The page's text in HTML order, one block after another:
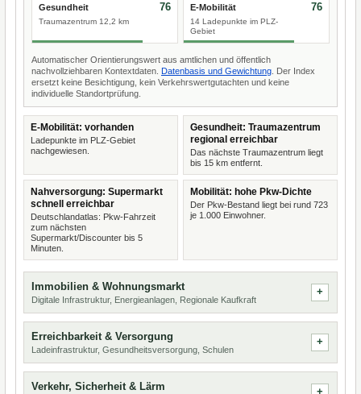
Gesundheit
Traumazentrum 12,2 km
76 E-Mobilität
14 Ladepunkte im PLZ-
Gebiet
76
Automatischer Orientierungswert aus amtlichen und öffentlich
nachvollziehbaren Kontextdaten. Datenbasis und Gewichtung . Der Index
ersetzt keine Besichtigung, kein Verkehrswertgutachten und keine
individuelle Standortprüfung.
E-Mobilität: vorhanden
Ladepunkte im PLZ-Gebiet
nachgewiesen.
Gesundheit: Traumazentrum
regional erreichbar
Das nächste Traumazentrum liegt
bis 15 km entfernt.
Nahversorgung: Supermarkt
schnell erreichbar
Deutschlandatlas: Pkw-Fahrzeit
zum nächsten
Supermarkt/Discounter bis 5
Minuten.
Mobilität: hohe Pkw-Dichte
Der Pkw-Bestand liegt bei rund 723
je 1.000 Einwohner.
Immobilien & Wohnungsmarkt
Digitale Infrastruktur, Energieanlagen, Regionale Kaufkraft
Erreichbarkeit & Versorgung
Ladeinfrastruktur, Gesundheitsversorgung, Schulen
Verkehr, Sicherheit & Lärm